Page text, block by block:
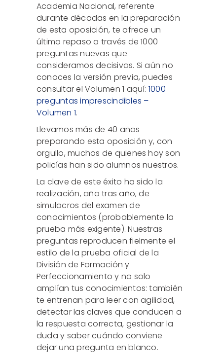
Academia Nacional, referente
durante décadas en la preparación
de esta oposición, te ofrece un
último repaso a través de 1000
preguntas nuevas que
consideramos decisivas. Si aún no
conoces la versión previa, puedes
consultar el Volumen 1 aquí: 1000
preguntas imprescindibles –
Volumen 1.
Llevamos más de 40 años
preparando esta oposición y, con
orgullo, muchos de quienes hoy son
policías han sido alumnos nuestros.
La clave de este éxito ha sido la
realización, año tras año, de
simulacros del examen de
conocimientos (probablemente la
prueba más exigente). Nuestras
preguntas reproducen fielmente el
estilo de la prueba oficial de la
División de Formación y
Perfeccionamiento y no solo
amplían tus conocimientos: también
te entrenan para leer con agilidad,
detectar las claves que conducen a
la respuesta correcta, gestionar la
duda y saber cuándo conviene
dejar una pregunta en blanco.